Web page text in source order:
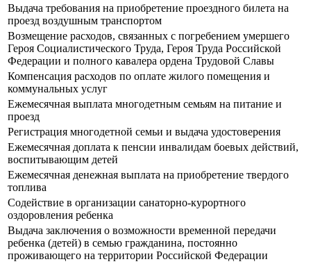
Выдача требования на приобретение проездного билета на
проезд воздушным транспортом
Возмещение расходов, связанных с погребением умершего
Героя Социалистического Труда, Героя Труда Российской
Федерации и полного кавалера ордена Трудовой Славы
Компенсация расходов по оплате жилого помещения и
коммунальных услуг
Ежемесячная выплата многодетным семьям на питание и
проезд
Регистрация многодетной семьи и выдача удостоверения
Ежемесячная доплата к пенсии инвалидам боевых действий,
воспитывающим детей
Ежемесячная денежная выплата на приобретение твердого
топлива
Содействие в организации санаторно-курортного
оздоровления ребенка
Выдача заключения о возможности временной передачи
ребенка (детей) в семью гражданина, постоянно
проживающего на территории Российской Федерации